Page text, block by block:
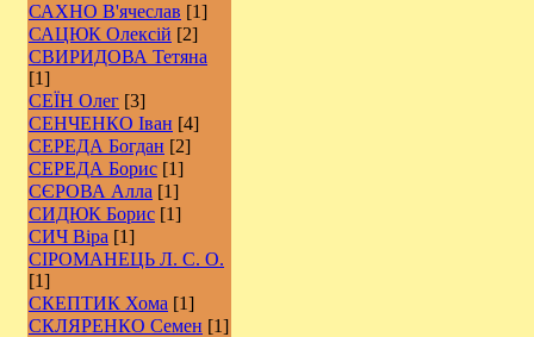
САХНО В'ячеслав [1]
САЦЮК Олексій [2]
СВИРИДОВА Тетяна
[1]
СЕЇН Олег [3]
СЕНЧЕНКО Іван [4]
СЕРЕДА Богдан [2]
СЕРЕДА Борис [1]
СЄРОВА Алла [1]
СИДЮК Борис [1]
СИЧ Віра [1]
СІРОМАНЕЦЬ Л. С. О.
[1]
СКЕПТИК Хома [1]
СКЛЯРЕНКО Семен [1]